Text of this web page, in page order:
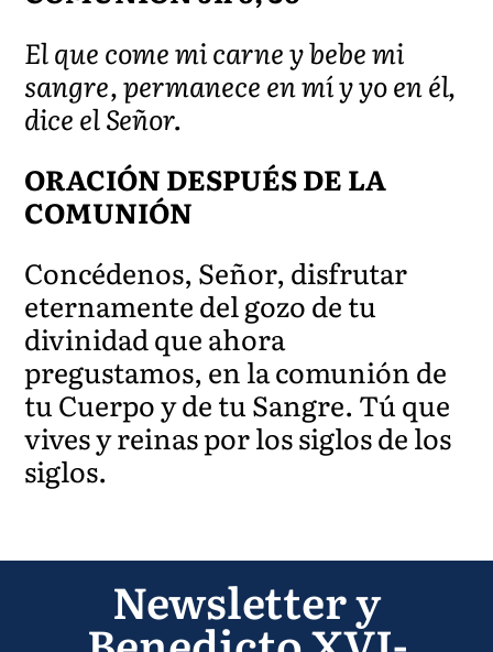
El que come mi carne y bebe mi
sangre, permanece en mí y yo en él,
dice el Señor.
ORACIÓN DESPUÉS DE LA
COMUNIÓN
Concédenos, Señor, disfrutar
eternamente del gozo de tu
divinidad que ahora
pregustamos, en la comunión de
tu Cuerpo y de tu Sangre. Tú que
vives y reinas por los siglos de los
siglos.
Newsletter y